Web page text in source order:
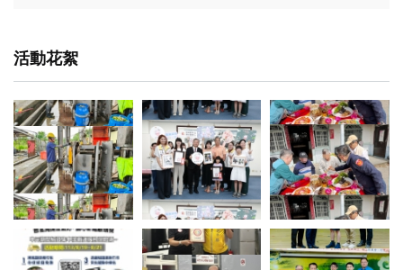
活動花絮